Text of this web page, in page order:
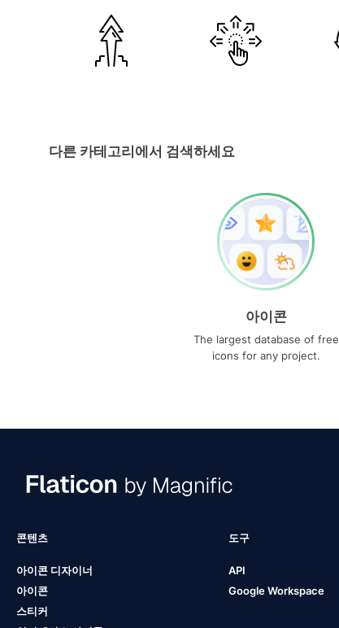
다른 카테고리에서 검색하세요
아이콘
The largest database of free
icons for any project.
콘텐츠
아이콘 디자이너
아이콘
스티커
도구
API
Google Workspace